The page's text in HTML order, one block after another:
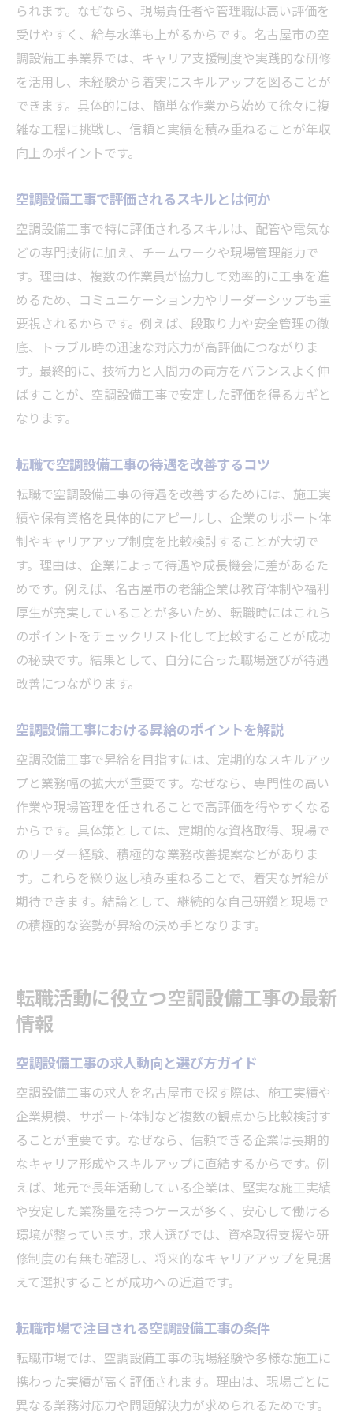
られます。なぜなら、現場責任者や管理職は高い評価を
受けやすく、給与水準も上がるからです。名古屋市の空
調設備工事業界では、キャリア支援制度や実践的な研修
を活用し、未経験から着実にスキルアップを図ることが
できます。具体的には、簡単な作業から始めて徐々に複
雑な工程に挑戦し、信頼と実績を積み重ねることが年収
向上のポイントです。
空調設備工事で評価されるスキルとは何か
空調設備工事で特に評価されるスキルは、配管や電気な
どの専門技術に加え、チームワークや現場管理能力で
す。理由は、複数の作業員が協力して効率的に工事を進
めるため、コミュニケーション力やリーダーシップも重
要視されるからです。例えば、段取り力や安全管理の徹
底、トラブル時の迅速な対応力が高評価につながりま
す。最終的に、技術力と人間力の両方をバランスよく伸
ばすことが、空調設備工事で安定した評価を得るカギと
なります。
転職で空調設備工事の待遇を改善するコツ
転職で空調設備工事の待遇を改善するためには、施工実
績や保有資格を具体的にアピールし、企業のサポート体
制やキャリアアップ制度を比較検討することが大切で
す。理由は、企業によって待遇や成長機会に差があるた
めです。例えば、名古屋市の老舗企業は教育体制や福利
厚生が充実していることが多いため、転職時にはこれら
のポイントをチェックリスト化して比較することが成功
の秘訣です。結果として、自分に合った職場選びが待遇
改善につながります。
空調設備工事における昇給のポイントを解説
空調設備工事で昇給を目指すには、定期的なスキルアッ
プと業務幅の拡大が重要です。なぜなら、専門性の高い
作業や現場管理を任されることで高評価を得やすくなる
からです。具体策としては、定期的な資格取得、現場で
のリーダー経験、積極的な業務改善提案などがありま
す。これらを繰り返し積み重ねることで、着実な昇給が
期待できます。結論として、継続的な自己研鑽と現場で
の積極的な姿勢が昇給の決め手となります。
転職活動に役立つ空調設備工事の最新
情報
空調設備工事の求人動向と選び方ガイド
空調設備工事の求人を名古屋市で探す際は、施工実績や
企業規模、サポート体制など複数の観点から比較検討す
ることが重要です。なぜなら、信頼できる企業は長期的
なキャリア形成やスキルアップに直結するからです。例
えば、地元で長年活動している企業は、堅実な施工実績
や安定した業務量を持つケースが多く、安心して働ける
環境が整っています。求人選びでは、資格取得支援や研
修制度の有無も確認し、将来的なキャリアアップを見据
えて選択することが成功への近道です。
転職市場で注目される空調設備工事の条件
転職市場では、空調設備工事の現場経験や多様な施工に
携わった実績が高く評価されます。理由は、現場ごとに
異なる業務対応力や問題解決力が求められるためです。